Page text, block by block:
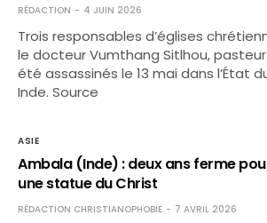
RÉDACTION 4 JUIN 2026
Trois responsables d’églises
le docteur Vumthang Sitlhou,
été assassinés le 13 mai dans l’État
Inde. Source
ASIE
Ambala (Inde) : deux ans ferme
une statue du Christ
RÉDACTION CHRISTIANOPHOBIE 7 AVRIL 2026